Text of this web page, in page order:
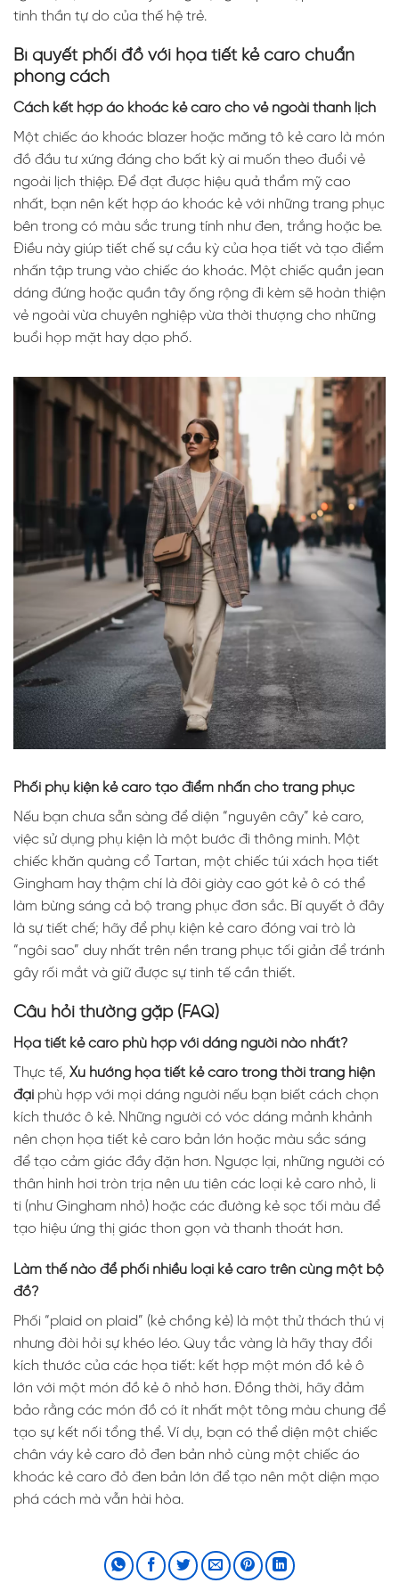
tinh thần tự do của thế hệ trẻ.
Bí quyết phối đồ với họa tiết kẻ caro chuẩn
phong cách
Cách kết hợp áo khoác kẻ caro cho vẻ ngoài thanh lịch
Một chiếc áo khoác blazer hoặc măng tô kẻ caro là món
đồ đầu tư xứng đáng cho bất kỳ ai muốn theo đuổi vẻ
ngoài lịch thiệp. Để đạt được hiệu quả thẩm mỹ cao
nhất, bạn nên kết hợp áo khoác kẻ với những trang phục
bên trong có màu sắc trung tính như đen, trắng hoặc be.
Điều này giúp tiết chế sự cầu kỳ của họa tiết và tạo điểm
nhấn tập trung vào chiếc áo khoác. Một chiếc quần jean
dáng đứng hoặc quần tây ống rộng đi kèm sẽ hoàn thiện
vẻ ngoài vừa chuyên nghiệp vừa thời thượng cho những
buổi họp mặt hay dạo phố.
Phối phụ kiện kẻ caro tạo điểm nhấn cho trang phục
Nếu bạn chưa sẵn sàng để diện “nguyên cây” kẻ caro,
việc sử dụng phụ kiện là một bước đi thông minh. Một
chiếc khăn quàng cổ Tartan, một chiếc túi xách họa tiết
Gingham hay thậm chí là đôi giày cao gót kẻ ô có thể
làm bừng sáng cả bộ trang phục đơn sắc. Bí quyết ở đây
là sự tiết chế; hãy để phụ kiện kẻ caro đóng vai trò là
“ngôi sao” duy nhất trên nền trang phục tối giản để tránh
gây rối mắt và giữ được sự tinh tế cần thiết.
Câu hỏi thường gặp (FAQ)
Họa tiết kẻ caro phù hợp với dáng người nào nhất?
Thực tế, Xu hướng họa tiết kẻ caro trong thời trang hiện
đại phù hợp với mọi dáng người nếu bạn biết cách chọn
kích thước ô kẻ. Những người có vóc dáng mảnh khảnh
nên chọn họa tiết kẻ caro bản lớn hoặc màu sắc sáng
để tạo cảm giác đầy đặn hơn. Ngược lại, những người có
thân hình hơi tròn trịa nên ưu tiên các loại kẻ caro nhỏ, li
ti (như Gingham nhỏ) hoặc các đường kẻ sọc tối màu để
tạo hiệu ứng thị giác thon gọn và thanh thoát hơn.
Làm thế nào để phối nhiều loại kẻ caro trên cùng một bộ
đồ?
Phối “plaid on plaid” (kẻ chồng kẻ) là một thử thách thú vị
nhưng đòi hỏi sự khéo léo. Quy tắc vàng là hãy thay đổi
kích thước của các họa tiết: kết hợp một món đồ kẻ ô
lớn với một món đồ kẻ ô nhỏ hơn. Đồng thời, hãy đảm
bảo rằng các món đồ có ít nhất một tông màu chung để
tạo sự kết nối tổng thể. Ví dụ, bạn có thể diện một chiếc
chân váy kẻ caro đỏ đen bản nhỏ cùng một chiếc áo
khoác kẻ caro đỏ đen bản lớn để tạo nên một diện mạo
phá cách mà vẫn hài hòa.